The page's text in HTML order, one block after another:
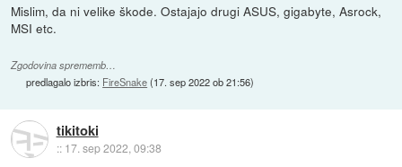
Mislim, da ni velike škode. Ostajajo drugi ASUS, gigabyte, Asrock,
MSI etc.
Zgodovina sprememb…
predlagalo izbris: FireSnake(17. sep 2022 ob 21:56)
tikitoki
:: 17. sep 2022, 09:38